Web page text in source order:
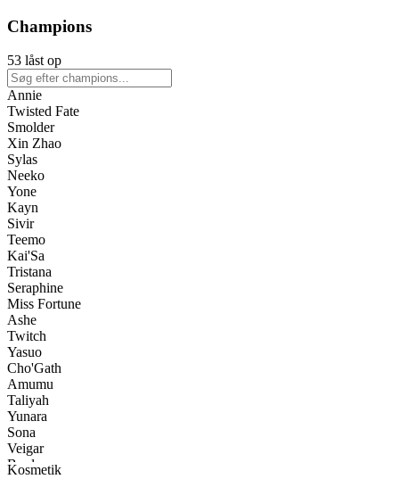
Champions
53 låst op
Annie
Twisted Fate
Smolder
Xin Zhao
Sylas
Neeko
Yone
Kayn
Sivir
Teemo
Kai'Sa
Tristana
Seraphine
Miss Fortune
Ashe
Twitch
Yasuo
Cho'Gath
Amumu
Taliyah
Yunara
Sona
Veigar
Bard
Kosmetik